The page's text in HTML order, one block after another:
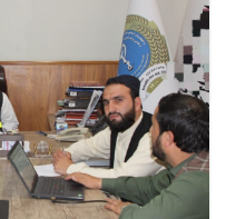
ارائه
خدمات
تغذیه‌ای
در
غور
را
امضا
کرد